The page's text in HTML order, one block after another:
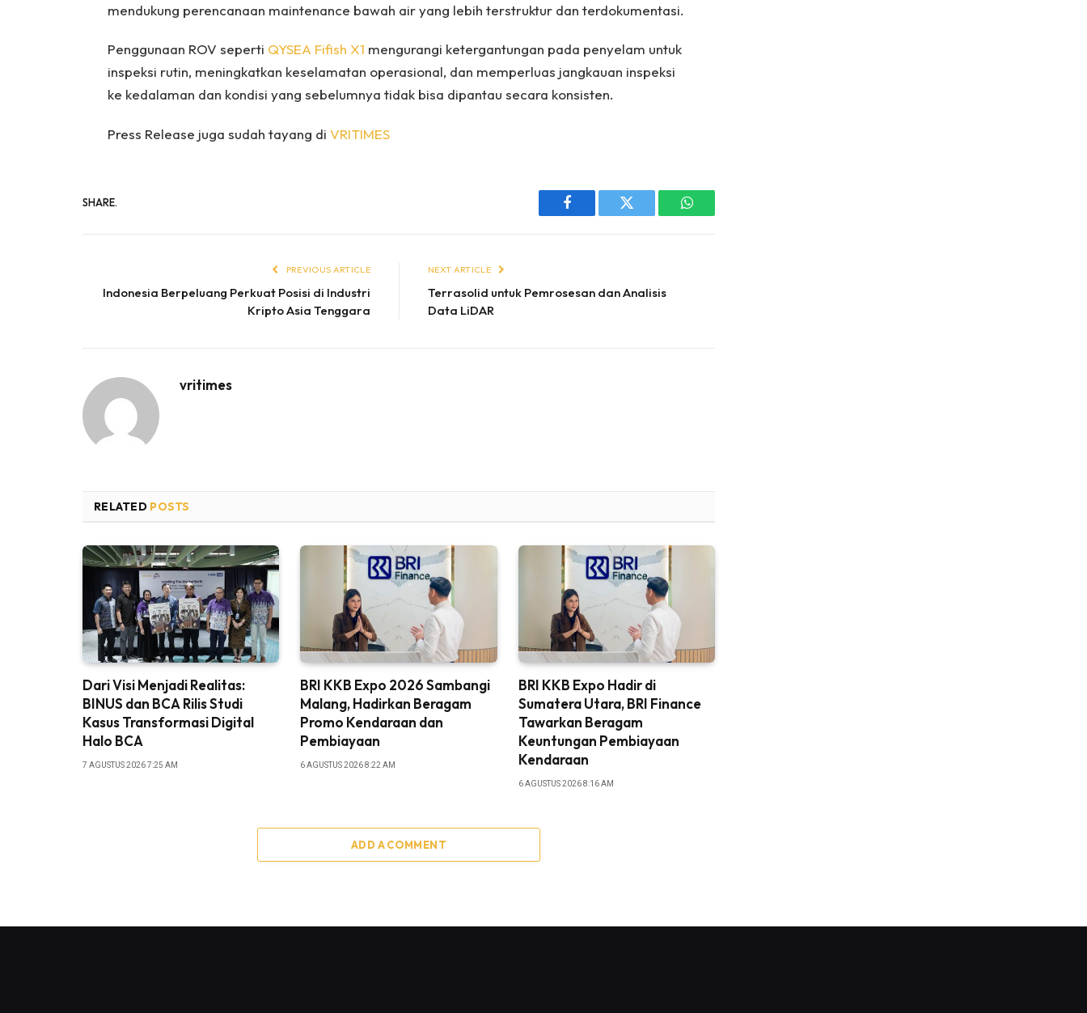
mendukung perencanaan maintenance bawah air yang lebih terstruktur dan terdokumentasi.
Penggunaan ROV seperti QYSEA Fifish X1 mengurangi ketergantungan pada penyelam untuk
inspeksi rutin, meningkatkan keselamatan operasional, dan memperluas jangkauan inspeksi
ke kedalaman dan kondisi yang sebelumnya tidak bisa dipantau secara konsisten.
Press Release juga sudah tayang di VRITIMES
SHARE.
Facebook Twitter WhatsApp
PREVIOUS ARTICLE
Indonesia Berpeluang Perkuat Posisi di Industri
Kripto Asia Tenggara
NEXT ARTICLE
Terrasolid untuk Pemrosesan dan Analisis
Data LiDAR
vritimes
RELATED POSTS
Dari Visi Menjadi Realitas:
BINUS dan BCA Rilis Studi
Kasus Transformasi Digital
Halo BCA
7 AGUSTUS 2026 7:25 AM
BRI KKB Expo 2026 Sambangi
Malang, Hadirkan Beragam
Promo Kendaraan dan
Pembiayaan
6 AGUSTUS 2026 8:22 AM
BRI KKB Expo Hadir di
Sumatera Utara, BRI Finance
Tawarkan Beragam
Keuntungan Pembiayaan
Kendaraan
6 AGUSTUS 2026 8:16 AM
ADD A COMMENT